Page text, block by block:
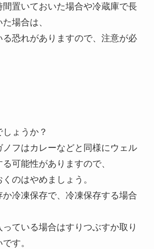
置いておいた場合や冷蔵庫で長
場合は、
恐れがありますので、注意が必
ょうか？
ノフはカレーなどと同様にウェル
可能性がありますので、
のはやめましょう。
冷凍保存で、冷凍保存する場合
ている場合はすりつぶすか取り
す。